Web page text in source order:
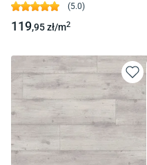
El312 Ac4 8Mm
(5.0)
119,95zł/m2